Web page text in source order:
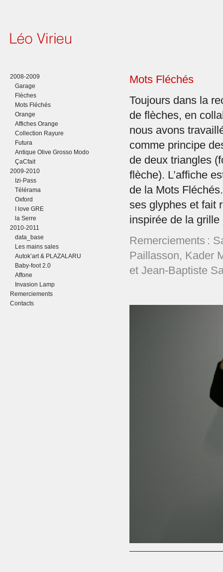
2008-2009
Garage
Flèches
Mots Fléchés
Orange
Affiches Orange
Collection Rayure
Futura
Antique Olive Grosso Modo
ÇaCfait
2009-2010
Izi-Pass
Télérama
Oxford
I love GRE
la Serre
2010-2011
data_base
Les mains sales
Autok’art & PLAZALARU
Baby-foot 2.0
Affone
Invasion Lamp
Remerciements
Contacts
Mots Fléchés
Toujours dans la
de flèches, en
nous avons
comme principe
de deux triangles
flèche). L’affiche
de la Mots
ses glyphes et fait
inspirée de la
Remerciements :
Paillasson, Kader
et Jean-Baptiste